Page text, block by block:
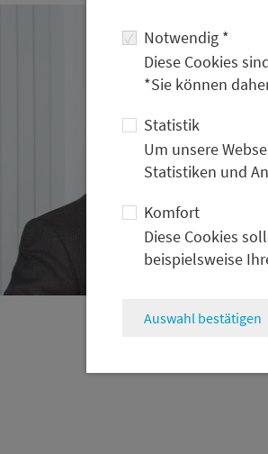
Notwendig *
Diese Cookies
*Sie können
Statistik
Um unsere
Statistiken und
Komfort
Diese Cookies
beispielsweise
Auswahl bestätigen